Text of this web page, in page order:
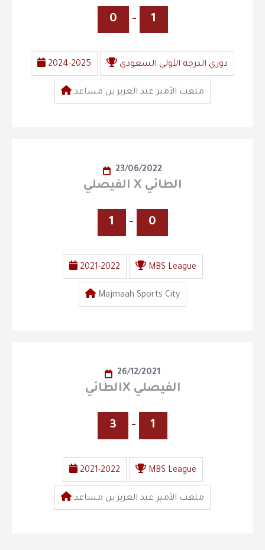
0 - 1
2024-2025 دوري الدرجة الأولى السعودي
ملعب الأمير عبد العزيز بن مساعد
23/06/2022
الفيصلي X الطائي
1 - 0
2021-2022 MBS League
Majmaah Sports City
26/12/2021
الطائيX الفيصلي
3 - 1
2021-2022 MBS League
ملعب الأمير عبد العزيز بن مساعد